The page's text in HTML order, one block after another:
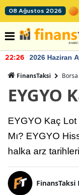
08 Ağustos 2026
22:26 2026 Haziran
FinansTaksi Borsa
EYGYO
EYGYO Kaç
Mı? EYGYO
halka arz